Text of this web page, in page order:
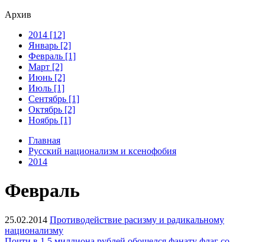
Архив
2014 [12]
Январь [2]
Февраль [1]
Март [2]
Июнь [2]
Июль [1]
Сентябрь [1]
Октябрь [2]
Ноябрь [1]
Главная
Русский национализм и ксенофобия
2014
Февраль
25.02.2014 Противодействие расизму и радикальному
национализму